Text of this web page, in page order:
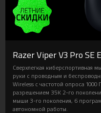
Razer Viper V3 Pro SE
Сверхлегкая киберспортивная
руки с проводным и
Wireless с частотой опроса
разрешением 35K 2-го
мыши 3-го поколения, 6
автономной работы.